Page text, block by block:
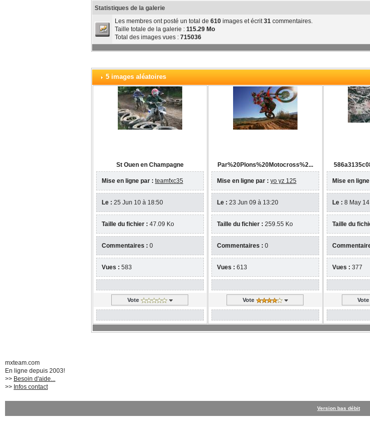
Statistiques de la galerie
Les membres ont posté un total de 610images et écrit31commentaires.
Taille totale de la galerie : 115.29 Mo
Total des images vues : 715036
5 images aléatoires
St Ouen en Champagne
Mise en ligne par : teamfxc35
Le : 25 Jun 10 à 18:50
Taille du fichier : 47.09 Ko
Commentaires : 0
Vues : 583
Vote
Par%20Plons%20Motocross%2...
Mise en ligne par : yo yz 125
Le : 23 Jun 09 à 13:20
Taille du fichier : 259.55 Ko
Commentaires : 0
Vues : 613
Vote
Mise en
Le : 8 May
Taille du
Vues : 377
Vote
mxteam.com
En ligne depuis 2003!
>> Besoin d'aide...
>> Infos contact
Version bas débit